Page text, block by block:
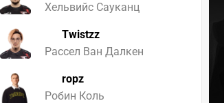
Хельвийс Сауканц
Twistzz
Рассел Ван Далкен
ropz
Робин Коль